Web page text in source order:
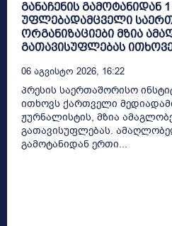
განაჩენის გამოტანიდან
უფლებადამცველი
ორგანიზაციები მზია
გათავისუფლებას
06 Აგვისტო 2026, 16:22
პრესის საერთაშორისო
ითხოვს ქართველი
ჟურნალისტის, მზია
გათავისუფლებას.
გამოტანიდან ერთი...